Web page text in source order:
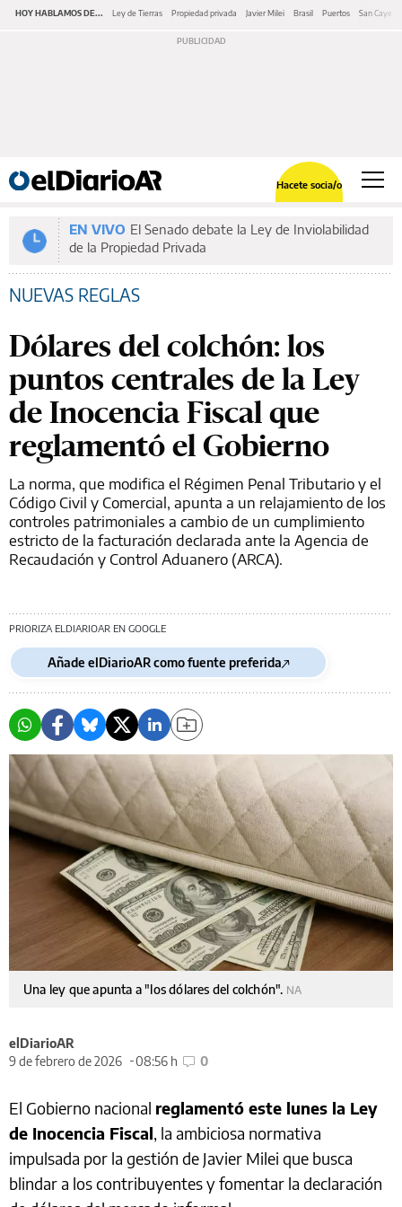
HOY HABLAMOS DE... Ley de Tierras Propiedad privada Javier Milei Brasil Puertos San
Hacete socia/o
EN VIVO El Senado debate la Ley de Inviolabilidad
de la Propiedad Privada
NUEVAS REGLAS
Dólares del colchón: los
puntos centrales de la Ley
de Inocencia Fiscal que
reglamentó el Gobierno
La norma, que modifica el Régimen Penal Tributario y el
Código Civil y Comercial, apunta a un relajamiento de los
controles patrimoniales a cambio de un cumplimiento
estricto de la facturación declarada ante la Agencia de
Recaudación y Control Aduanero (ARCA).
PRIORIZA ELDIARIOAR EN GOOGLE
Añade elDiarioAR como fuente preferida
Una ley que apunta a "los dólares del colchón". NA
elDiarioAR
9 de febrero de 2026
08:56 h 0
El Gobierno nacional reglamentó este lunes la Ley
de Inocencia Fiscal, la ambiciosa normativa
impulsada por la gestión de Javier Milei que busca
blindar a los contribuyentes y fomentar la declaración